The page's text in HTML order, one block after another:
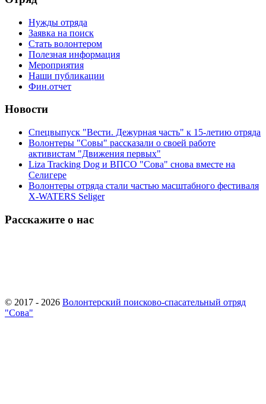
Нужды отряда
Заявка на поиск
Стать волонтером
Полезная информация
Мероприятия
Наши публикации
Фин.отчет
Новости
Спецвыпуск "Вести. Дежурная часть" к 15-летию отряда
Волонтеры "Совы" рассказали о своей работе
активистам "Движения первых"
Liza Tracking Dog и ВПСО "Сова" снова вместе на
Селигере
Волонтеры отряда стали частью масштабного фестиваля
X-WATERS Seliger
Расскажите о нас
© 2017 - 2026 Волонтерский поисково-спасательный отряд
"Сова"